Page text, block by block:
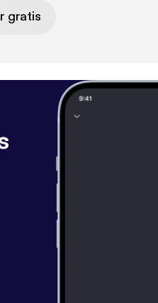
gratis